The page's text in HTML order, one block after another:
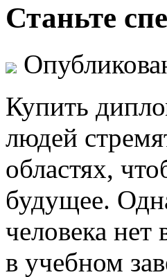
Станьте
Купить
людей
областях,
будущее.
человека
в учебном